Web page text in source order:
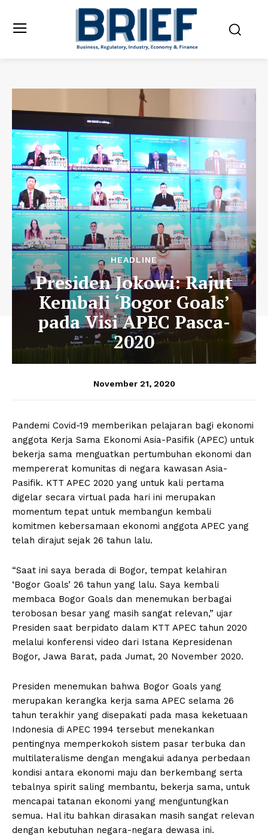
HEADLINE
Presiden Jokowi: Rajut
Kembali ‘Bogor Goals’
pada Visi APEC Pasca-
2020
November 21, 2020
Pandemi Covid-19 memberikan pelajaran bagi ekonomi
anggota Kerja Sama Ekonomi Asia-Pasifik (APEC) untuk
bekerja sama menguatkan pertumbuhan ekonomi dan
mempererat komunitas di negara kawasan Asia-
Pasifik. KTT APEC 2020 yang untuk kali pertama
digelar secara virtual pada hari ini merupakan
momentum tepat untuk membangun kembali
komitmen kebersamaan ekonomi anggota APEC yang
telah dirajut sejak 26 tahun lalu.
“Saat ini saya berada di Bogor, tempat kelahiran
‘Bogor Goals’ 26 tahun yang lalu. Saya kembali
membaca Bogor Goals dan menemukan berbagai
terobosan besar yang masih sangat relevan,” ujar
Presiden saat berpidato dalam KTT APEC tahun 2020
melalui konferensi video dari Istana Kepresidenan
Bogor, Jawa Barat, pada Jumat, 20 November 2020.
Presiden menemukan bahwa Bogor Goals yang
merupakan kerangka kerja sama APEC selama 26
tahun terakhir yang disepakati pada masa keketuaan
Indonesia di APEC 1994 tersebut menekankan
pentingnya memperkokoh sistem pasar terbuka dan
multilateralisme dengan mengakui adanya perbedaan
kondisi antara ekonomi maju dan berkembang serta
tebalnya spirit saling membantu, bekerja sama, untuk
mencapai tatanan ekonomi yang menguntungkan
semua. Hal itu bahkan dirasakan masih sangat relevan
dengan kebutuhan negara-negara dewasa ini.